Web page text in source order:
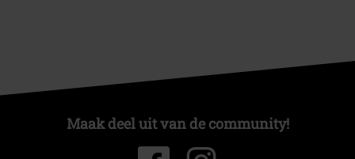
Maak deel uit van de community!